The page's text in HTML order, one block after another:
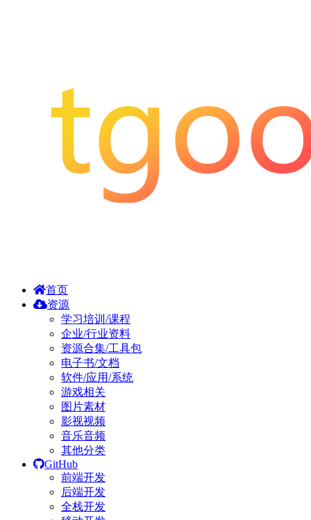
首页
资源
学习培训/课程
企业/行业资料
资源合集/工具包
电子书/文档
软件/应用/系统
游戏相关
图片素材
影视视频
音乐音频
其他分类
GitHub
前端开发
后端开发
全栈开发